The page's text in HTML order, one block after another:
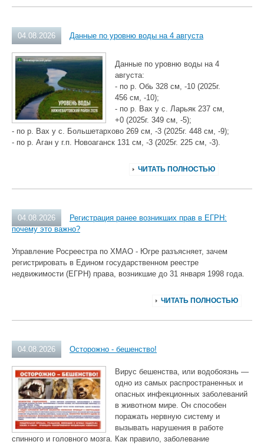
04.08.2026 Данные по уровню воды на 4 августа
Данные по уровню воды на 4
августа:
- по р. Обь 328 см, -10 (2025г.
456 см, -10);
- по р. Вах у с. Ларьяк 237 см,
+0 (2025г. 349 см, -5);
- по р. Вах у с. Большетархово 269 см, -3 (2025г. 448 см, -9);
- по р. Аган у г.п. Новоаганск 131 см, -3 (2025г. 225 см, -3).
ЧИТАТЬ ПОЛНОСТЬЮ
04.08.2026
Регистрация ранее возникших прав в ЕГРН:
почему это важно?
Управление Росреестра по ХМАО - Югре разъясняет, зачем
регистрировать в Едином государственном реестре
недвижимости (ЕГРН) права, возникшие до 31 января 1998 года.
ЧИТАТЬ ПОЛНОСТЬЮ
04.08.2026 Осторожно - бешенство!
Вирус бешенства, или водобоязнь —
одно из самых распространенных и
опасных инфекционных заболеваний
в животном мире. Он способен
поражать нервную систему и
вызывать нарушения в работе
спинного и головного мозга. Как правило, заболевание